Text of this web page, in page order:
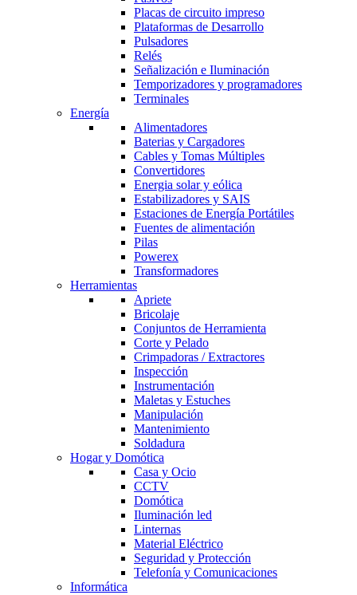
Placas de circuito impreso
Plataformas de Desarrollo
Pulsadores
Relés
Señalización e Iluminación
Temporizadores y programadores
Terminales
Energía
Alimentadores
Baterias y Cargadores
Cables y Tomas Múltiples
Convertidores
Energia solar y eólica
Estabilizadores y SAIS
Estaciones de Energía Portátiles
Fuentes de alimentación
Pilas
Powerex
Transformadores
Herramientas
Apriete
Bricolaje
Conjuntos de Herramienta
Corte y Pelado
Crimpadoras / Extractores
Inspección
Instrumentación
Maletas y Estuches
Manipulación
Mantenimiento
Soldadura
Hogar y Domótica
Casa y Ocio
CCTV
Domótica
Iluminación led
Linternas
Material Eléctrico
Seguridad y Protección
Telefonía y Comunicaciones
Informática